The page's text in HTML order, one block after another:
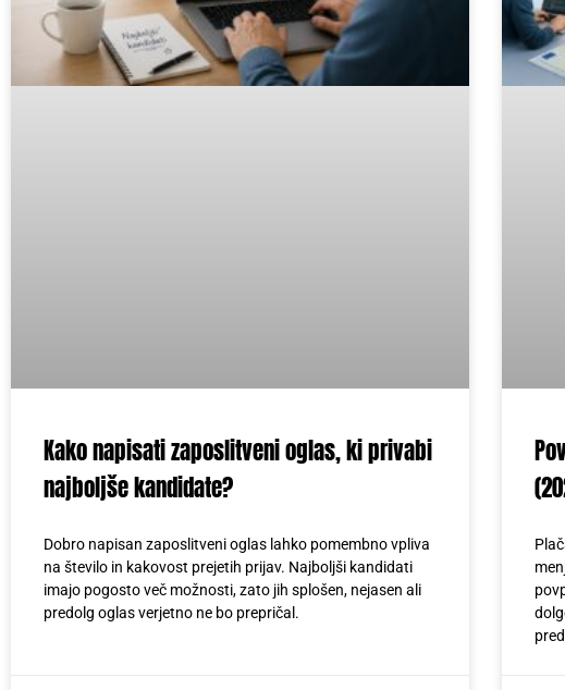
Kako napisati zaposlitveni oglas, ki privabi
najboljše kandidate?
Dobro napisan zaposlitveni oglas lahko pomembno vpliva
na število in kakovost prejetih prijav. Najboljši kandidati
imajo pogosto več možnosti, zato jih splošen, nejasen ali
predolg oglas verjetno ne bo prepričal.